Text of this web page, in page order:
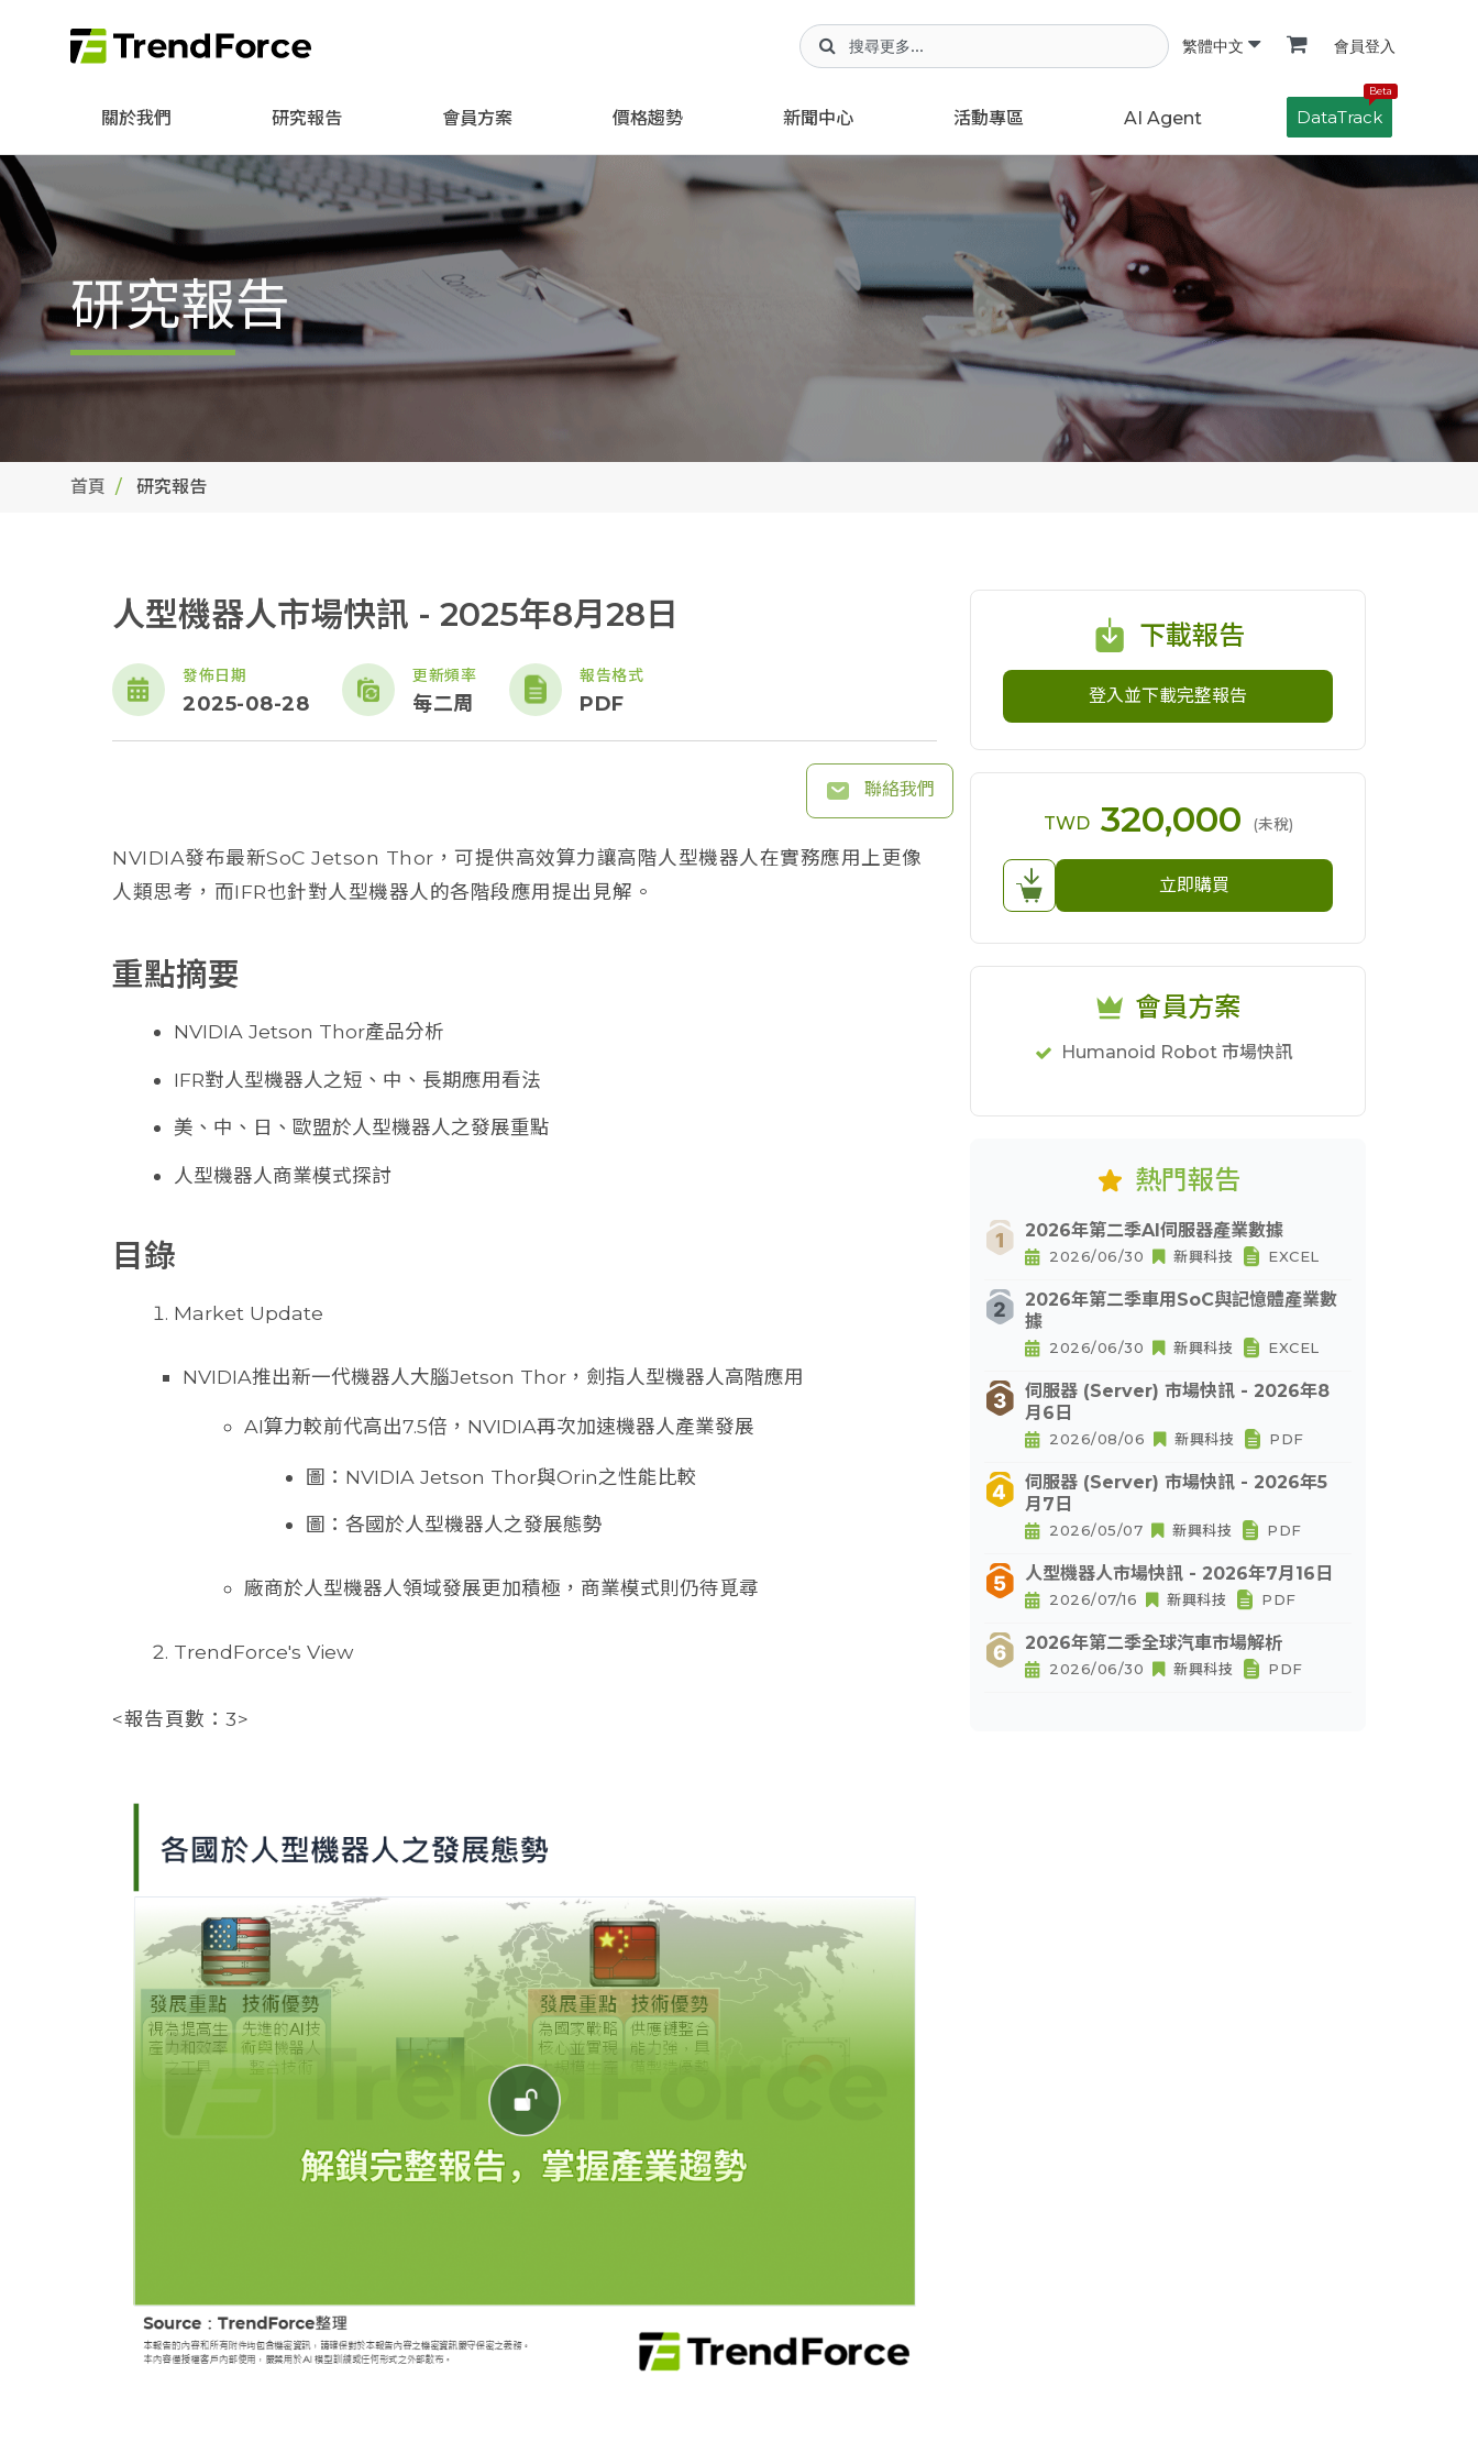
繁體中文 會員登入
關於我們 研究報告 會員方案 價格趨勢 新聞中心 活動專區 AI Agent
Beta
DataTrack
研究報告
首頁 研究報告
人型機器人市場快訊 - 2025年8月28日
發佈日期
2025-08-28
更新頻率
每二周
報告格式
PDF
聯絡我們
NVIDIA發布最新SoC Jetson Thor，可提供高效算力讓高階人型機器人在實務應用上更像
人類思考，而IFR也針對人型機器人的各階段應用提出見解。
重點摘要
NVIDIA Jetson Thor產品分析
IFR對人型機器人之短、中、長期應用看法
美、中、日、歐盟於人型機器人之發展重點
人型機器人商業模式探討
目錄
Market Update
NVIDIA推出新一代機器人大腦Jetson Thor，劍指人型機器人高階應用
AI算力較前代高出7.5倍，NVIDIA再次加速機器人產業發展
圖：NVIDIA Jetson Thor與Orin之性能比較
圖：各國於人型機器人之發展態勢
廠商於人型機器人領域發展更加積極，商業模式則仍待覓尋
TrendForce's View
<報告頁數：3>
下載報告
登入並下載完整報告
TWD 320,000 (未稅)
立即購買
會員方案
Humanoid Robot 市場快訊
熱門報告
2026年第二季AI伺服器產業數據
2026/06/30 新興科技 EXCEL
2026年第二季車用SoC與記憶體產業數
據
2026/06/30 新興科技 EXCEL
伺服器 (Server) 市場快訊 - 2026年8
月6日
2026/08/06 新興科技 PDF
伺服器 (Server) 市場快訊 - 2026年5
月7日
2026/05/07 新興科技 PDF
人型機器人市場快訊 - 2026年7月16日
2026/07/16 新興科技 PDF
2026年第二季全球汽車市場解析
2026/06/30 新興科技 PDF